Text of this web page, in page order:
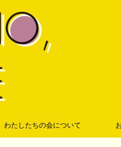
わたしたちの会について